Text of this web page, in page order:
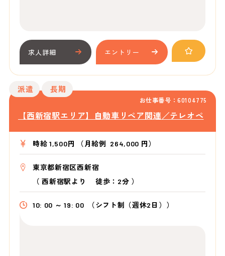
求人詳細 エントリー
お仕事番号：60104775
派遣 長期
【西新宿駅エリア】自動車リペア関連／テレオペ
時給 1,500円 （月給例 264,000 円）
東京都新宿区西新宿
（西新宿駅より 徒歩：2分 ）
10: 00 ～ 19: 00 （シフト制（週休2日））